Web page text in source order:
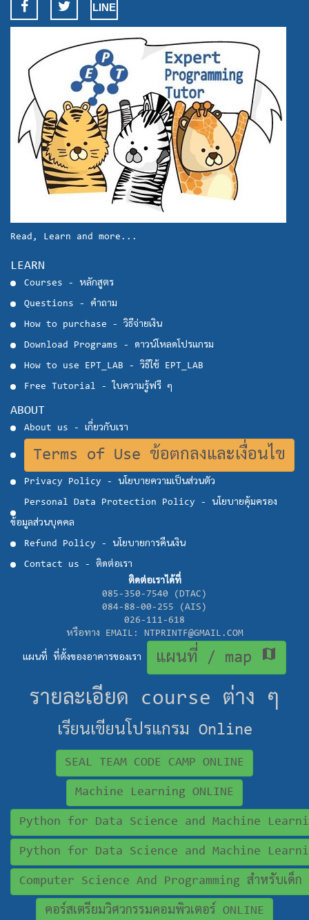
LINE
Read, Learn and more...
LEARN
Courses - หลักสูตร
Questions - คำถาม
How to purchase - วิธีจ่ายเงิน
Download Programs - ดาวน์โหลดโปรแกรม
How to use EPT_LAB - วิธีใช้ EPT_LAB
Free Tutorial - ใบความรู้ฟรี ๆ
ABOUT
About us - เกี่ยวกับเรา
Terms of Use ข้อตกลงและเงื่อนไข
Privacy Policy - นโยบายความเป็นส่วนตัว
Personal Data Protection Policy - นโยบายคุ้มครอง
ข้อมูลส่วนบุคคล
Refund Policy - นโยบายการคืนเงิน
Contact us - ติดต่อเรา
ติดต่อเราได้ที่
085-350-7540 (DTAC)
084-88-00-255 (AIS)
026-111-618
หรือทาง EMAIL: NTPRINTF@GMAIL.COM
แผนที่ ที่ตั้งของอาคารของเรา แผนที่ / map map
รายละเอียด course ต่าง ๆ
เรียนเขียนโปรแกรม Online
SEAL TEAM CODE CAMP ONLINE
Machine Learning ONLINE
Python for Data Science and Machine
Python for Data Science and Machine
Computer Science And Programming สำหรับเด็ก
คอร์สเตรียมวิศวกรรมคอมพิวเตอร์ ONLINE